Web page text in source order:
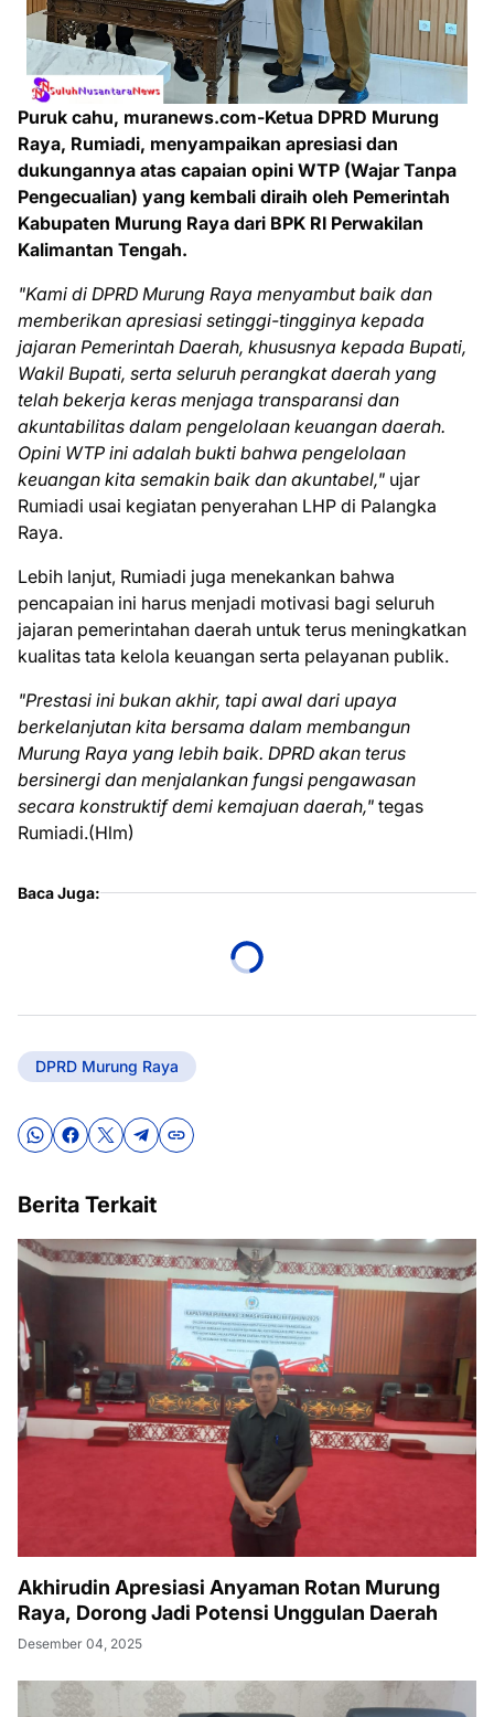
Puruk cahu, muranews.com-Ketua DPRD Murung
Raya, Rumiadi, menyampaikan apresiasi dan
dukungannya atas capaian opini WTP (Wajar Tanpa
Pengecualian) yang kembali diraih oleh Pemerintah
Kabupaten Murung Raya dari BPK RI Perwakilan
Kalimantan Tengah.
"Kami di DPRD Murung Raya menyambut baik dan
memberikan apresiasi setinggi-tingginya kepada
jajaran Pemerintah Daerah, khususnya kepada Bupati,
Wakil Bupati, serta seluruh perangkat daerah yang
telah bekerja keras menjaga transparansi dan
akuntabilitas dalam pengelolaan keuangan daerah.
Opini WTP ini adalah bukti bahwa pengelolaan
keuangan kita semakin baik dan akuntabel," ujar
Rumiadi usai kegiatan penyerahan LHP di Palangka
Raya.
Lebih lanjut, Rumiadi juga menekankan bahwa
pencapaian ini harus menjadi motivasi bagi seluruh
jajaran pemerintahan daerah untuk terus meningkatkan
kualitas tata kelola keuangan serta pelayanan publik.
"Prestasi ini bukan akhir, tapi awal dari upaya
berkelanjutan kita bersama dalam membangun
Murung Raya yang lebih baik. DPRD akan terus
bersinergi dan menjalankan fungsi pengawasan
secara konstruktif demi kemajuan daerah," tegas
Rumiadi.(Hlm)
Baca Juga:
DPRD Murung Raya
Berita Terkait
Akhirudin Apresiasi Anyaman Rotan Murung
Raya, Dorong Jadi Potensi Unggulan Daerah
Desember 04, 2025